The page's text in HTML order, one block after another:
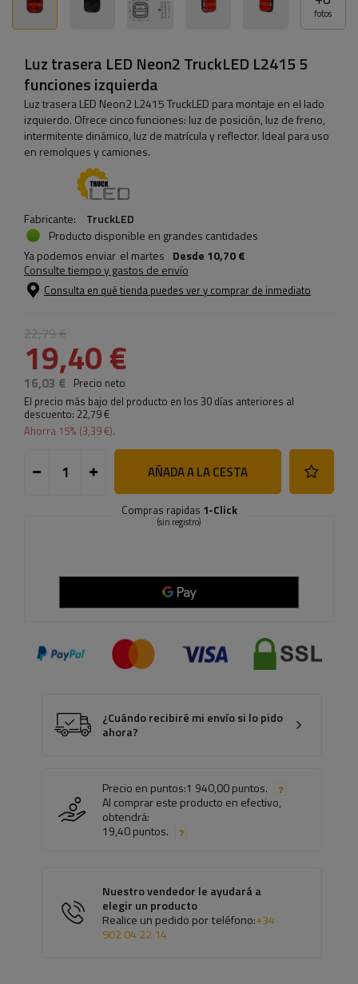
fotos
Luz trasera LED Neon2 TruckLED L2415 5
funciones izquierda
Luz trasera LED Neon2 L2415 TruckLED para montaje en el lado
izquierdo. Ofrece cinco funciones: luz de posición, luz de freno,
intermitente dinámico, luz de matrícula y reflector. Ideal para uso
en remolques y camiones.
Fabricante:
TruckLED
Producto disponible en grandes cantidades
Ya podemos enviar el martes Desde 10,70 €
Consulte tiempo y gastos de envío
Consulta en qué tienda puedes ver y comprar de inmediato
22,79 €
19,40 €
16,03 € Precio neto
El precio más bajo del producto en los 30 días anteriores al
descuento: 22,79 €
Ahorra 15% (3,39 €).
AÑADA A LA CESTA
Compras rapidas 1-Click
(sin registro)
¿Cuándo recibiré mi envío si lo pido
ahora?
Precio en puntos:1 940,00 puntos.
Al comprar este producto en efectivo,
obtendrá:
19,40 puntos.
Nuestro vendedor le ayudará a
elegir un producto
Realice un pedido por teléfono:+34
902 04 22 14